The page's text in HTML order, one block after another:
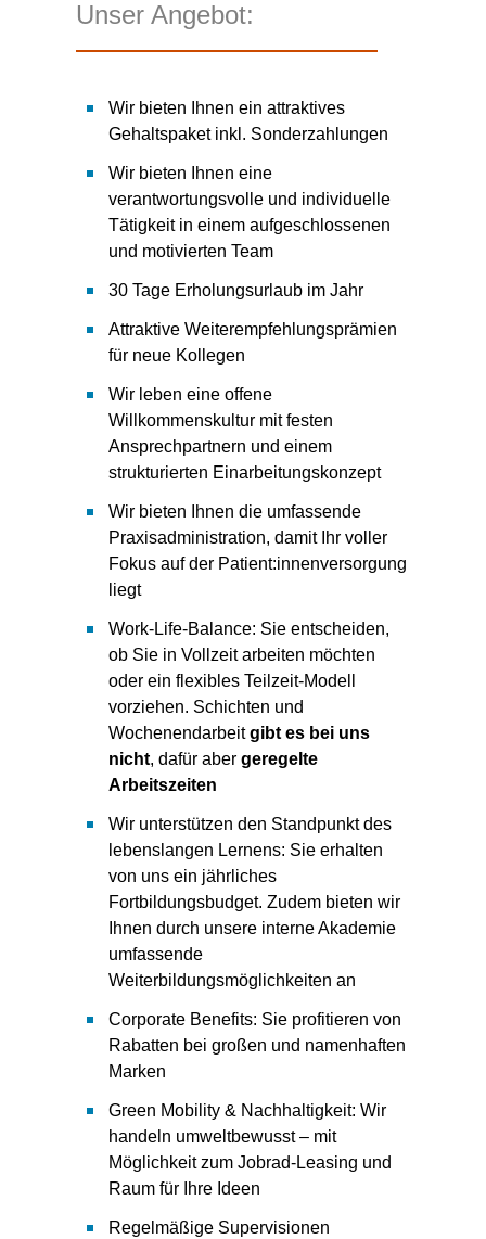
Unser Angebot:
Wir bieten Ihnen ein attraktives
Gehaltspaket inkl. Sonderzahlungen
Wir bieten Ihnen eine
verantwortungsvolle und individuelle
Tätigkeit in einem aufgeschlossenen
und motivierten Team
30 Tage Erholungsurlaub im Jahr
Attraktive Weiterempfehlungsprämien
für neue Kollegen
Wir leben eine offene
Willkommenskultur mit festen
Ansprechpartnern und einem
strukturierten Einarbeitungskonzept
Wir bieten Ihnen die umfassende
Praxisadministration, damit Ihr voller
Fokus auf der Patient:innenversorgung
liegt
Work-Life-Balance: Sie entscheiden,
ob Sie in Vollzeit arbeiten möchten
oder ein flexibles Teilzeit-Modell
vorziehen. Schichten und
Wochenendarbeitgibt es bei uns
nicht, dafür aber geregelte
Arbeitszeiten
Wir unterstützen den Standpunkt des
lebenslangen Lernens: Sie erhalten
von uns ein jährliches
Fortbildungsbudget. Zudem bieten wir
Ihnen durch unsere interne Akademie
umfassende
Weiterbildungsmöglichkeiten an
Corporate Benefits: Sie profitieren von
Rabatten bei großen und namenhaften
Marken
Green Mobility & Nachhaltigkeit: Wir
handeln umweltbewusst – mit
Möglichkeit zum Jobrad-Leasing und
Raum für Ihre Ideen
Regelmäßige Supervisionen